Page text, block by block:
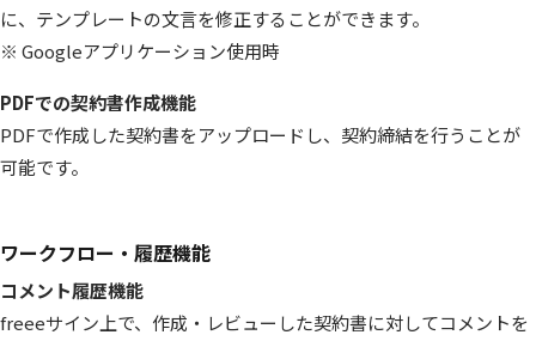
に、テンプレートの文言を修正することができます。
※ Googleアプリケーション使用時
PDFでの契約書作成機能
PDFで作成した契約書をアップロードし、契約締結を行うことが
可能です。
ワークフロー・履歴機能
コメント履歴機能
freeeサイン上で、作成・レビューした契約書に対してコメントを